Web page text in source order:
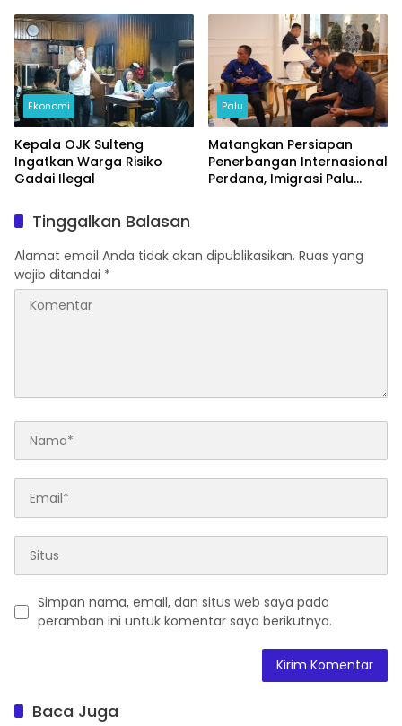
Ekonomi
Kepala OJK Sulteng
Ingatkan Warga Risiko
Gadai Ilegal
Palu
Matangkan Persiapan
Penerbangan Internasional
Perdana, Imigrasi Palu
Tinggalkan Balasan
Alamat email Anda tidak akan dipublikasikan. Ruas yang
wajib ditandai *
Simpan nama, email, dan situs web saya pada
peramban ini untuk komentar saya berikutnya.
Baca Juga